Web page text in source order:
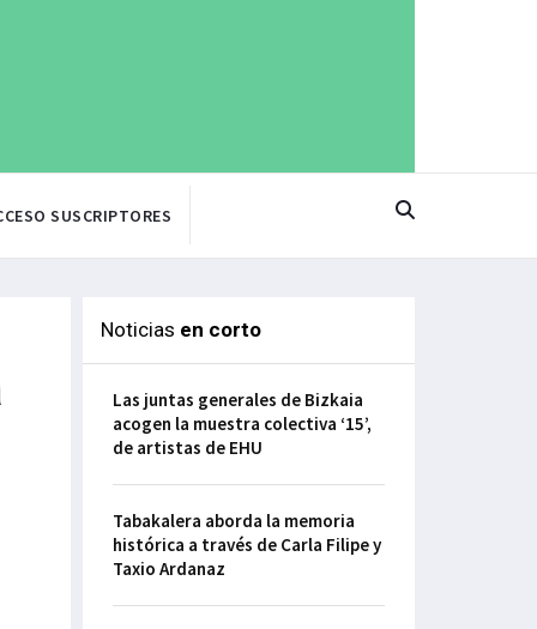
SUSCRIPTORES
Noticias en corto
Las juntas generales de Bizkaia
acogen la muestra colectiva ‘15’,
de artistas de EHU
Tabakalera aborda la memoria
histórica a través de Carla Filipe y
Taxio Ardanaz